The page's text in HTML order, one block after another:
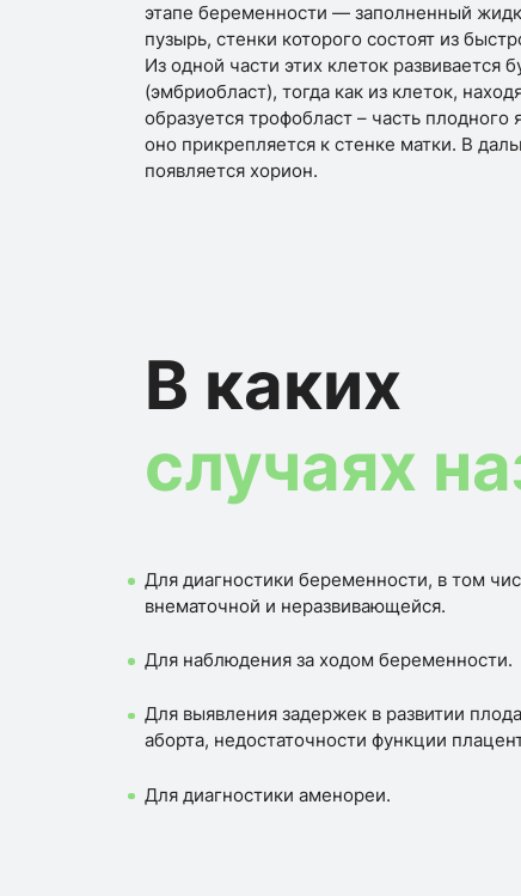
этапе беременности — заполненный
пузырь, стенки которого состоят из
Из одной части этих клеток развивается
(эмбриобласт), тогда как из клеток,
образуется трофобласт – часть
оно прикрепляется к стенке матки. В
появляется хорион.
В каких
случаях
Для диагностики беременности, в том
внематочной и неразвивающейся.
Для наблюдения за ходом беременности.
Для выявления задержек в развитии
аборта, недостаточности функции
Для диагностики аменореи.